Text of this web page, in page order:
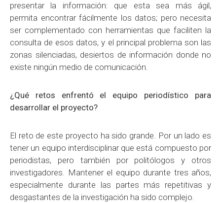
presentar la información: que esta sea más ágil,
permita encontrar fácilmente los datos; pero necesita
ser complementado con herramientas que faciliten la
consulta de esos datos, y el principal problema son las
zonas silenciadas, desiertos de información donde no
existe ningún medio de comunicación.
¿Qué retos enfrentó el equipo periodístico para
desarrollar el proyecto?
El reto de este proyecto ha sido grande. Por un lado es
tener un equipo interdisciplinar que está compuesto por
periodistas, pero también por politólogos y otros
investigadores. Mantener el equipo durante tres años,
especialmente durante las partes más repetitivas y
desgastantes de la investigación ha sido complejo.